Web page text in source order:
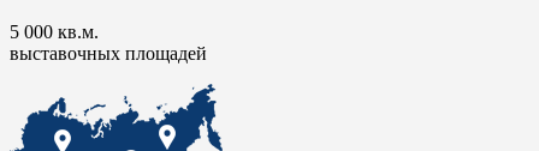
5 000 кв.м.
выставочных площадей